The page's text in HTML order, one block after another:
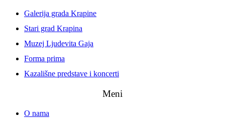
Galerija grada Krapine
Stari grad Krapina
Muzej Ljudevita Gaja
Forma prima
Kazališne predstave i koncerti
Meni
O nama